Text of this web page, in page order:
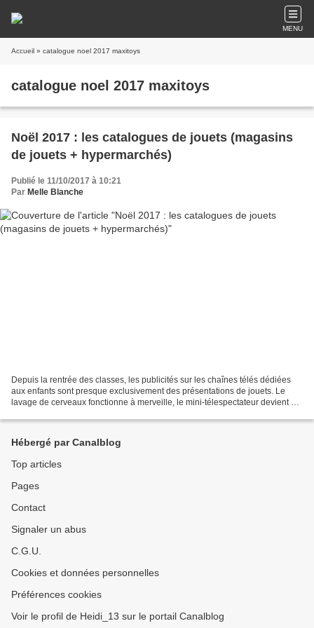
MENU
Accueil » catalogue noel 2017 maxitoys
catalogue noel 2017 maxitoys
Noël 2017 : les catalogues de jouets (magasins
de jouets + hypermarchés)
Publié le 11/10/2017 à 10:21
Par Melle Blanche
Depuis la rentrée des classes, les publicités sur les chaînes télés dédiées
aux enfants sont presque exclusivement des présentations de jouets. Le
lavage de cerveaux fonctionne à merveille, le mini-télespectateur devient un
Hébergé par Canalblog
Top articles
Pages
Contact
Signaler un abus
C.G.U.
Cookies et données personnelles
Préférences cookies
Voir le profil de Heidi_13 sur le portail Canalblog